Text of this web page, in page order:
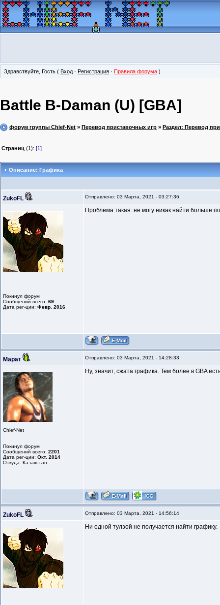
Здравствуйте, Гость ( Вход · Регистрация · Правила форума )
Battle B-Daman (U) [GBA]
форум группы Chief-Net » Перевод приставочных игр » Раздел: Перевод
Страниц (1): [1]
Описание: Графика
ZukoFL Отправлено: 03 Марта, 2021 - 03:27:36
Покинул форум
Сообщений всего: 69
Дата рег-ции: Февр. 2016
Проблема такая: не могу никак найти больше
Марат Отправлено: 03 Марта, 2021 - 14:28:33
Chief-Net
Покинул форум
Сообщений всего: 2201
Дата рег-ции: Окт. 2014
Откуда: Казахстан
Ну, значит, сжата графика. Тем более в GBA
ZukoFL Отправлено: 03 Марта, 2021 - 14:56:14
Ни одной тулзой не получается найти графику.